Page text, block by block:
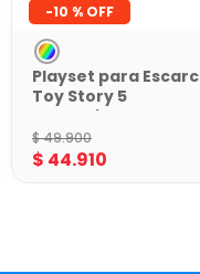
-10 %
Playset para
Toy Story 5
Manualidades
Brillantes
$49.900
$ 44.910